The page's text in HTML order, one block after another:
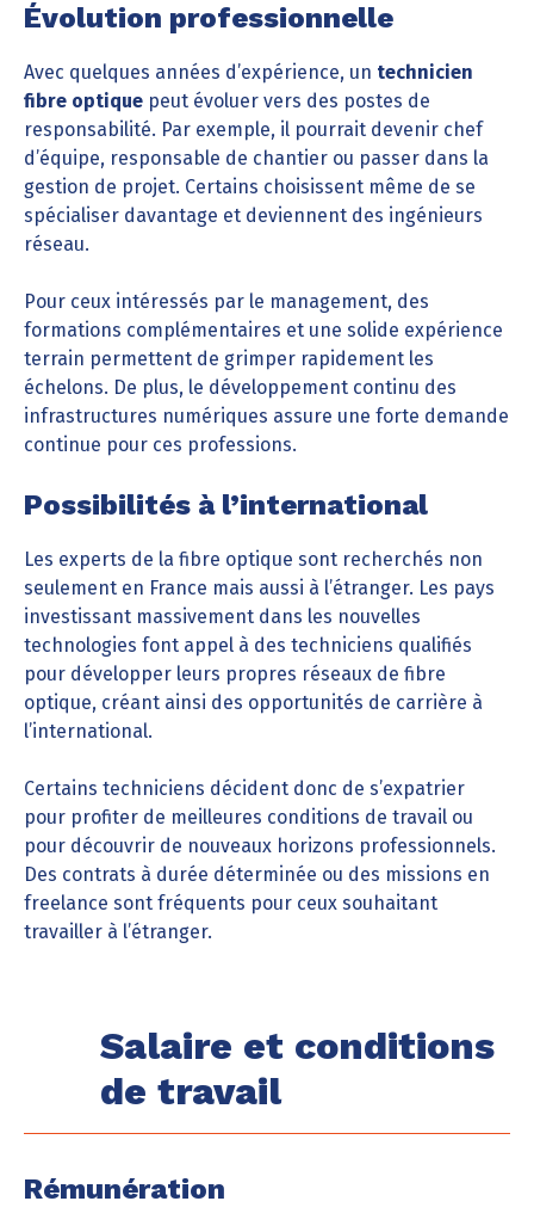
Évolution professionnelle
Avec quelques années d’expérience, un technicien
fibre optique peut évoluer vers des postes de
responsabilité. Par exemple, il pourrait devenir chef
d’équipe, responsable de chantier ou passer dans la
gestion de projet. Certains choisissent même de se
spécialiser davantage et deviennent des ingénieurs
réseau.
Pour ceux intéressés par le management, des
formations complémentaires et une solide expérience
terrain permettent de grimper rapidement les
échelons. De plus, le développement continu des
infrastructures numériques assure une forte demande
continue pour ces professions.
Possibilités à l’international
Les experts de la fibre optique sont recherchés non
seulement en France mais aussi à l’étranger. Les pays
investissant massivement dans les nouvelles
technologies font appel à des techniciens qualifiés
pour développer leurs propres réseaux de fibre
optique, créant ainsi des opportunités de carrière à
l’international.
Certains techniciens décident donc de s’expatrier
pour profiter de meilleures conditions de travail ou
pour découvrir de nouveaux horizons professionnels.
Des contrats à durée déterminée ou des missions en
freelance sont fréquents pour ceux souhaitant
travailler à l’étranger.
Salaire et conditions
de travail
Rémunération